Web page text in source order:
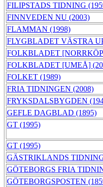
FILIPSTADS TIDNING
FINNVEDEN NU (2003)
FLAMMAN (1998)
FLYGBLADET VÄSTRA
FOLKBLADET
FOLKBLADET [UMEÅ]
FOLKET (1989)
FRIA TIDNINGEN (2008)
FRYKSDALSBYGDEN
GEFLE DAGBLAD (1895)
GT (1995)
GT (1995)
GÄSTRIKLANDS
GÖTEBORGS FRIA
GÖTEBORGSPOSTEN